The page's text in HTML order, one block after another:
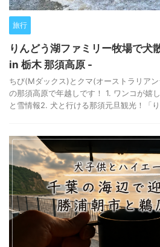
旅行
りんどう湖ファミリー牧場で犬
in 栃木 那須高原 -
ちび(Mダックス)とクマ(オーストラリア
の那須高原で年越しです！ 1. ワンコが嬉
と雪情報2. 犬と行ける那須元旦観光！「